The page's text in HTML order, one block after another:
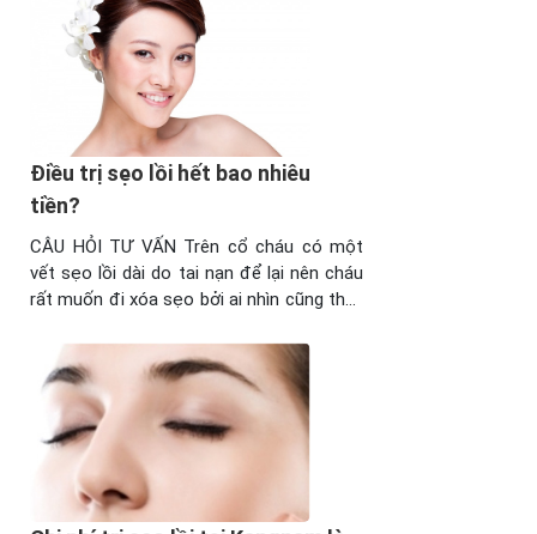
cùng tham khảo và lựu chọn một cách
tốt nhất cho bản ...
Điều trị sẹo lồi hết bao nhiêu
tiền?
CÂU HỎI TƯ VẤN Trên cổ cháu có một
vết sẹo lồi dài do tai nạn để lại nên cháu
rất muốn đi xóa sẹo bởi ai nhìn cũng thấy
eo hẹp nên cháu muốn hỏi trước là điều
trị sẹo lồi hết bao nhiêu tiền ...